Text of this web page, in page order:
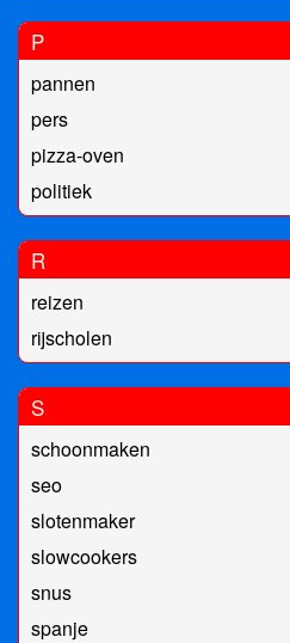
P
pannen
pers
pizza-oven
politiek
R
reizen
rijscholen
S
schoonmaken
seo
slotenmaker
slowcookers
snus
spanje